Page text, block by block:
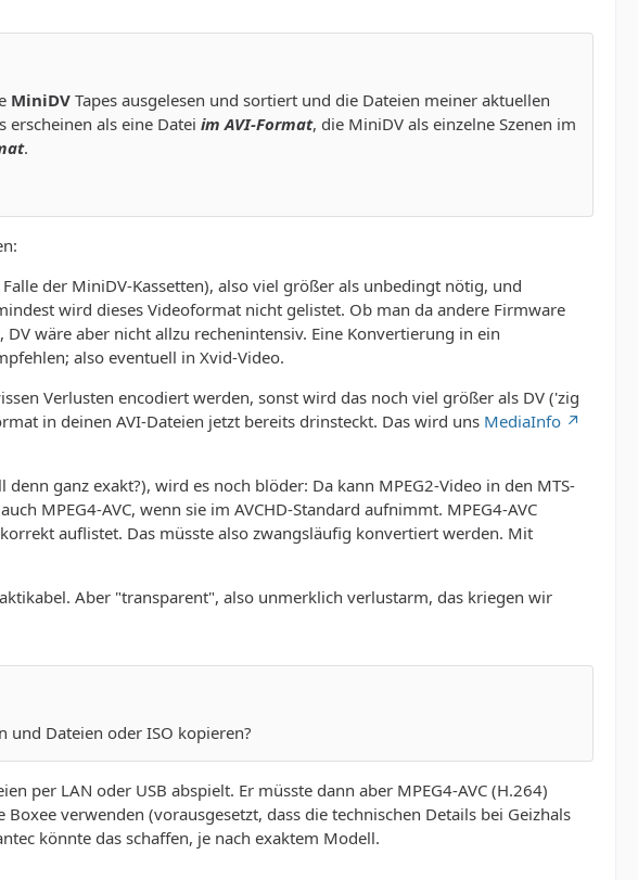
MiniDV Tapes ausgelesen und sortiert und die Dateien meiner aktuellen
als eine Datei im AVI-Format, die MiniDV als einzelne Szenen im
.
der MiniDV-Kassetten), also viel größer als unbedingt nötig, und
wird dieses Videoformat nicht gelistet. Ob man da andere Firmware
wäre aber nicht allzu rechenintensiv. Eine Konvertierung in ein
also eventuell in Xvid-Video.
Verlusten encodiert werden, sonst wird das noch viel größer als DV ('zig
in deinen AVI-Dateien jetzt bereits drinsteckt. Das wird uns MediaInfo
ganz exakt?), wird es noch blöder: Da kann MPEG2-Video in den MTS-
MPEG4-AVC, wenn sie im AVCHD-Standard aufnimmt. MPEG4-AVC
auflistet. Das müsste also zwangsläufig konvertiert werden. Mit
Aber "transparent", also unmerklich verlustarm, das kriegen wir
und Dateien oder ISO kopieren?
per LAN oder USB abspielt. Er müsste dann aber MPEG4-AVC (H.264)
verwenden (vorausgesetzt, dass die technischen Details bei Geizhals
könnte das schaffen, je nach exaktem Modell.